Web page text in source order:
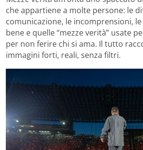
che appartiene a molte persone: le
comunicazione, le incomprensioni,
bene e quelle “mezze verità” usate
per non ferire chi si ama. Il tutto
immagini forti, reali, senza filtri.